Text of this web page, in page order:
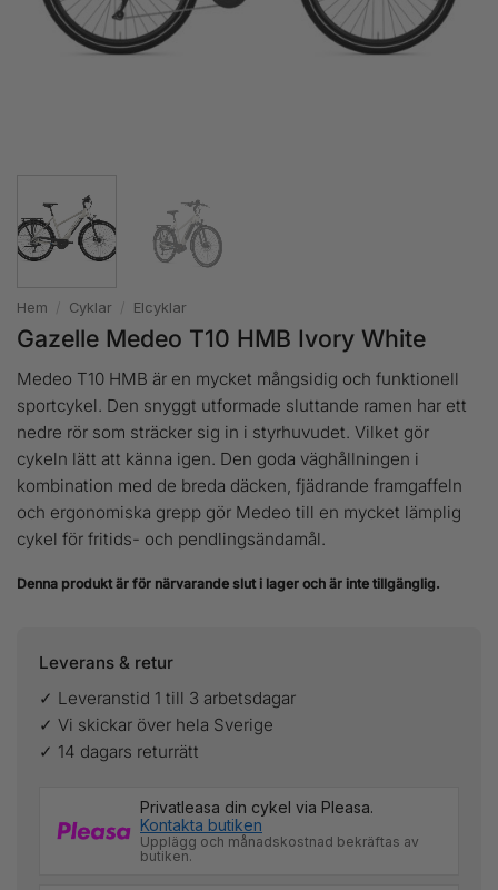
Hem / Cyklar / Elcyklar
Gazelle Medeo T10 HMB Ivory White
Medeo T10 HMB är en mycket mångsidig och funktionell
sportcykel. Den snyggt utformade sluttande ramen har ett
nedre rör som sträcker sig in i styrhuvudet. Vilket gör
cykeln lätt att känna igen. Den goda väghållningen i
kombination med de breda däcken, fjädrande framgaffeln
och ergonomiska grepp gör Medeo till en mycket lämplig
cykel för fritids- och pendlingsändamål.
Denna produkt är för närvarande slut i lager och är inte tillgänglig.
Leverans & retur
✓ Leveranstid 1 till 3 arbetsdagar
✓ Vi skickar över hela Sverige
✓ 14 dagars returrätt
Privatleasa din cykel via Pleasa.
Kontakta butiken
Upplägg och månadskostnad bekräftas av
butiken.